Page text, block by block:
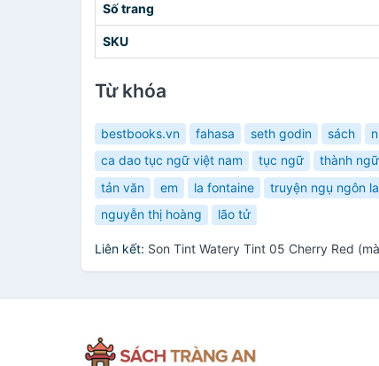
Số trang
SKU
Từ khóa
bestbooks.vn fahasa seth godin sách
ca dao tục ngữ việt nam
tục ngữ thành
tản văn
em la fontaine truyện ngụ ngôn
nguyễn thị hoàng
lão tử
Liên kết: Son Tint Watery Tint 05 Cherry Red